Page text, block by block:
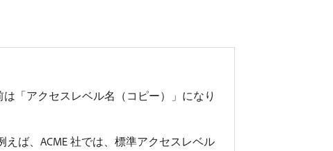
「アクセスレベル名（コピー）」になり
ば、ACME 社では、標準アクセスレベル